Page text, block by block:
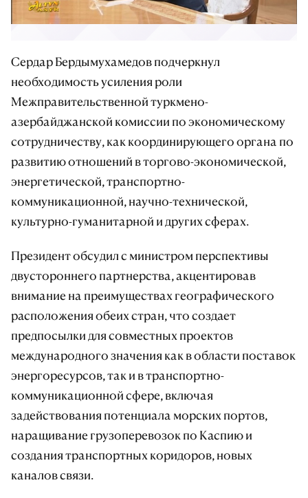
Сердар Бердымухамедов подчеркнул
необходимость усиления роли
Межправительственной туркмено-
азербайджанской комиссии по экономическому
сотрудничеству, как координирующего органа по
развитию отношений в торгово-экономической,
энергетической, транспортно-
коммуникационной, научно-технической,
культурно-гуманитарной и других сферах.
Президент обсудил с министром перспективы
двустороннего партнерства, акцентировав
внимание на преимуществах географического
расположения обеих стран, что создает
предпосылки для совместных проектов
международного значения как в области поставок
энергоресурсов, так и в транспортно-
коммуникационной сфере, включая
задействования потенциала морских портов,
наращивание грузоперевозок по Каспию и
создания транспортных коридоров, новых
каналов связи.